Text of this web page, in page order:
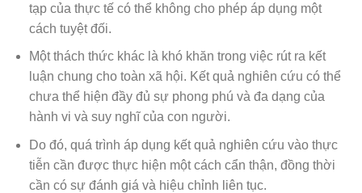
tạp của thực tế có thể không cho phép áp dụng một
cách tuyệt đối.
Một thách thức khác là khó khăn trong việc rút ra kết
luận chung cho toàn xã hội. Kết quả nghiên cứu có thể
chưa thể hiện đầy đủ sự phong phú và đa dạng của
hành vi và suy nghĩ của con người.
Do đó, quá trình áp dụng kết quả nghiên cứu vào thực
tiễn cần được thực hiện một cách cẩn thận, đồng thời
cần có sự đánh giá và hiệu chỉnh liên tục.